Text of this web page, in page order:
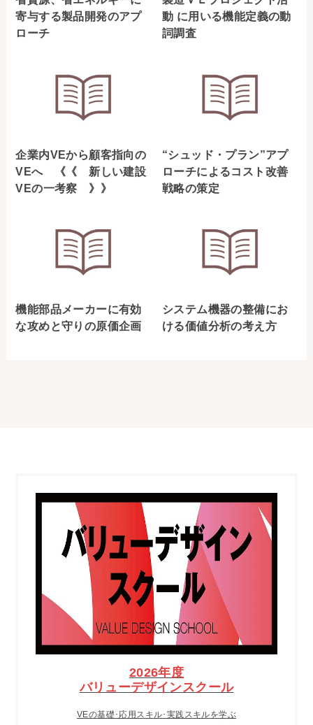
寄与する製品開発のアプ
ローチ
動 に用いる機能定義の動
詞調査
企業内VEから顧客指向の
VEへ 《《 新しい建設
VEの一考察 》》
“シュッド・プラン”アプ
ローチによるコスト改善
戦略の策定
機能部品メーカーに有効
な攻めと守りの原価企画
システム機器の整備にお
ける価値分析の考え方
2026年度
バリューデザインスクール
VEの基礎･応用スキル･実践スキルを学ぶ